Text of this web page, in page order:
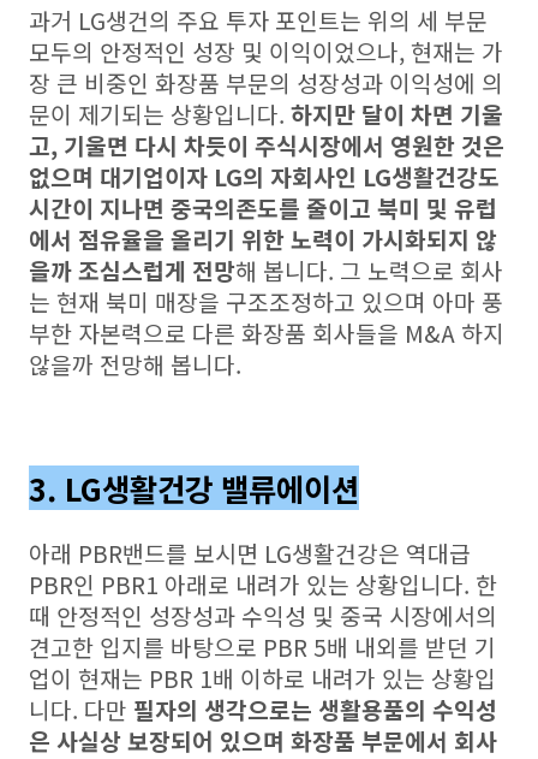
과거 LG생건의 주요 투자 포인트는 위의 세 부문
모두의 안정적인 성장 및 이익이었으나, 현재는 가
장 큰 비중인 화장품 부문의 성장성과 이익성에 의
문이 제기되는 상황입니다. 하지만 달이 차면 기울
고, 기울면 다시 차듯이 주식시장에서 영원한 것은
없으며 대기업이자 LG의 자회사인 LG생활건강도
시간이 지나면 중국의존도를 줄이고 북미 및 유럽
에서 점유율을 올리기 위한 노력이 가시화되지 않
을까 조심스럽게 전망해 봅니다. 그 노력으로 회사
는 현재 북미 매장을 구조조정하고 있으며 아마 풍
부한 자본력으로 다른 화장품 회사들을 M&A 하지
않을까 전망해 봅니다.
3. LG생활건강 밸류에이션
아래 PBR밴드를 보시면 LG생활건강은 역대급
PBR인 PBR1 아래로 내려가 있는 상황입니다. 한
때 안정적인 성장성과 수익성 및 중국 시장에서의
견고한 입지를 바탕으로 PBR 5배 내외를 받던 기
업이 현재는 PBR 1배 이하로 내려가 있는 상황입
니다. 다만 필자의 생각으로는 생활용품의 수익성
은 사실상 보장되어 있으며 화장품 부문에서 회사